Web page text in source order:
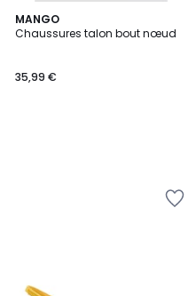
MANGO
Chaussures talon bout nœud
35,99 €